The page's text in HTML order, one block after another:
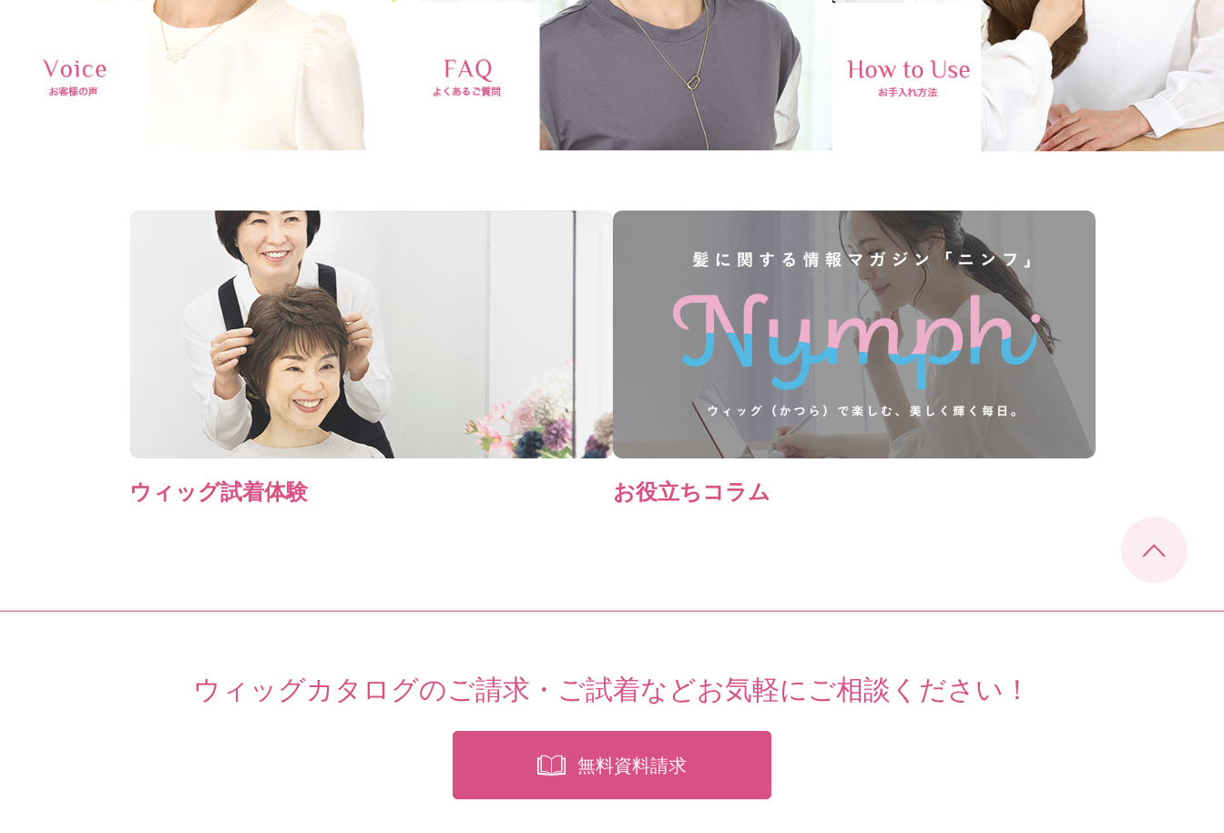
ウィッグ試着体験 お役立ちコラム
ウィッグカタログのご請求・ご試着などお気軽にご相談ください！
無料資料請求